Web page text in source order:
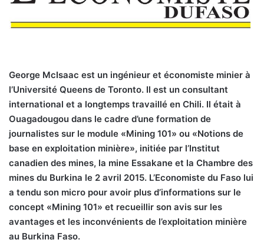
George McIsaac est un ingénieur et économiste minier à
l’Université Queens de Toronto. Il est un consultant
international et a longtemps travaillé en Chili. Il était à
Ouagadougou dans le cadre d’une formation de
journalistes sur le module «Mining 101» ou «Notions de
base en exploitation minière», initiée par l’Institut
canadien des mines, la mine Essakane et la Chambre des
mines du Burkina le 2 avril 2015. L’Economiste du Faso lui
a tendu son micro pour avoir plus d’informations sur le
concept «Mining 101» et recueillir son avis sur les
avantages et les inconvénients de l’exploitation minière
au Burkina Faso.